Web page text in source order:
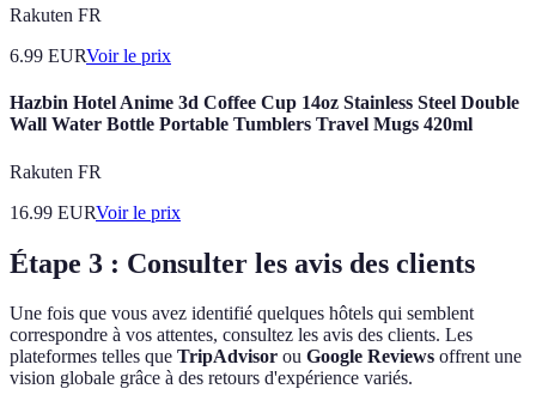
Rakuten FR
6.99 EURVoir le prix
Hazbin Hotel Anime 3d Coffee Cup 14oz Stainless Steel Double
Wall Water Bottle Portable Tumblers Travel Mugs 420ml
Rakuten FR
16.99 EURVoir le prix
Étape 3 : Consulter les avis des clients
Une fois que vous avez identifié quelques hôtels qui semblent
correspondre à vos attentes, consultez les avis des clients. Les
plateformes telles que TripAdvisor ou Google Reviews offrent une
vision globale grâce à des retours d'expérience variés.